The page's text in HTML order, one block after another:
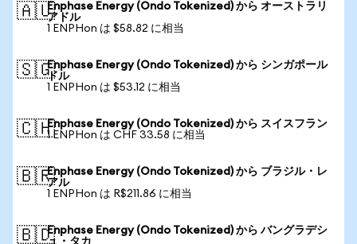
🇦🇺Enphase Energy (Ondo Tokenized) から オーストラリ
アドル
1 ENPHon は $58.82 に相当
🇸🇬Enphase Energy (Ondo Tokenized) から シンガポール
ドル
1 ENPHon は $53.12 に相当
🇨🇭Enphase Energy (Ondo Tokenized) から スイスフラン
1 ENPHon は CHF 33.58 に相当
🇧🇷Enphase Energy (Ondo Tokenized) から ブラジル・レ
アル
1 ENPHon は R$211.86 に相当
🇧🇩Enphase Energy (Ondo Tokenized) から バングラデシ
ュ・タカ